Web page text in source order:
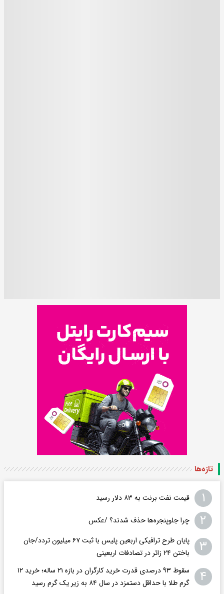
تازه‌ها
۱ قیمت نفت برنت به ۸۳ دلار رسید
۲ چرا جلوپنجره‌ها حذف شدند؟ /عکس
۳
پایان طرح ترافیکی اربعین پلیس با ثبت ۶۷ میلیون تردد/جان
باختن ۲۴ زائر در تصادفات اربعینی
۴
سقوط ۹۳ درصدی قدرت خرید کارگران در بازه ۲۱ ساله؛ خرید ۱۲
گرم طلا با حداقل دستمزد در سال ۸۴ به زیر یک گرم رسید